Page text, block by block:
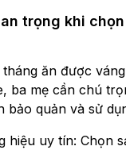
trọng khi
ăn được
ba mẹ cần chú
bảo quản và sử
hiệu uy tín: Chọn